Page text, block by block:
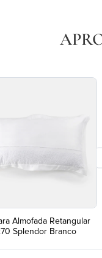
Almofada Retangular
Splendor Branco